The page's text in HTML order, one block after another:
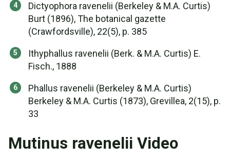
Dictyophora ravenelii (Berkeley & M.A. Curtis)
Burt (1896), The botanical gazette
(Crawfordsville), 22(5), p. 385
Ithyphallus ravenelii (Berk. & M.A. Curtis) E.
Fisch., 1888
Phallus ravenelii (Berkeley & M.A. Curtis)
Berkeley & M.A. Curtis (1873), Grevillea, 2(15), p.
33
Mutinus ravenelii Video